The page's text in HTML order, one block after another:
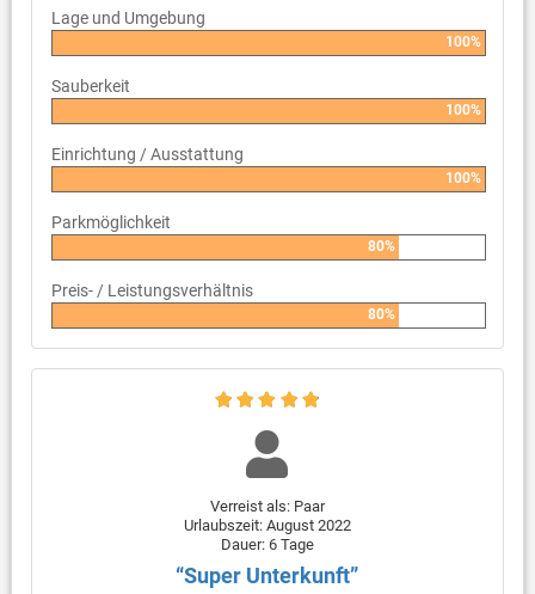
Lage und Umgebung
100%
Sauberkeit
100%
Einrichtung / Ausstattung
100%
Parkmöglichkeit
80%
Preis- / Leistungsverhältnis
80%
Verreist als: Paar
Urlaubszeit: August 2022
Dauer: 6 Tage
“Super Unterkunft”